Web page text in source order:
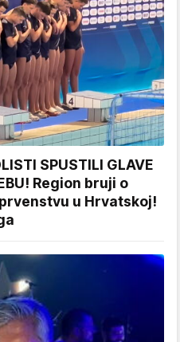
SPUSTILI GLAVE
Region bruji o
u Hrvatskoj!